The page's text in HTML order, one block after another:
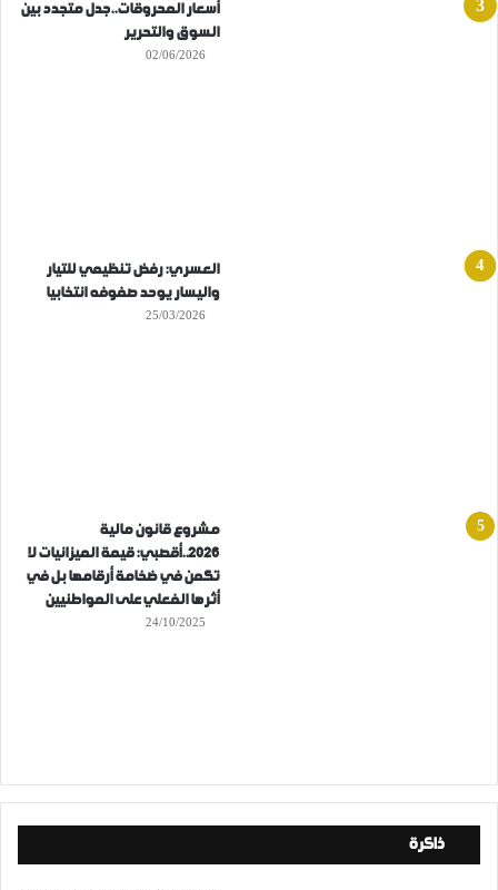
أسعار المحروقات..جدل متجدد بين
السوق والتحرير
02/06/2026
العسري: رفض تنظيمي للتيار
واليسار يوحد صفوفه انتخابيا
25/03/2026
مشروع قانون مالية
2026..أقصبي: قيمة الميزانيات لا
تكمن في ضخامة أرقامها بل في
أثرها الفعلي على المواطنيين
24/10/2025
ذاكرة